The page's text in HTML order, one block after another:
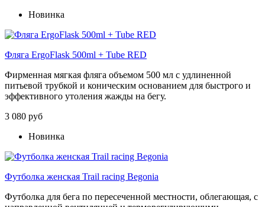
Новинка
Фляга ErgoFlask 500ml + Tube RED
Фирменная мягкая фляга объемом 500 мл с удлиненной
питьевой трубкой и коническим основанием для быстрого и
эффективного утоления жажды на бегу.
3 080 руб
Новинка
Футболка женская Trail racing Begonia
Футболка для бега по пересеченной местности, облегающая, с